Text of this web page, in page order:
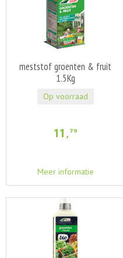
meststof groenten & fruit
1.5Kg
11 ,79
Meer informatie
Op voorraad